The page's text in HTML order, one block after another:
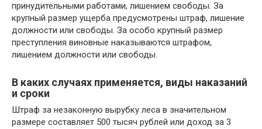
принудительными работами, лишением свободы. За
крупный размер ущерба предусмотрены штраф, лишение
должности или свободы. За особо крупный размер
преступления виновные наказываются штрафом,
лишением должности или свободы.
В каких случаях применяется, виды наказаний
и сроки
Штраф за незаконную вырубку леса в значительном
размере составляет 500 тысяч рублей или доход за 3